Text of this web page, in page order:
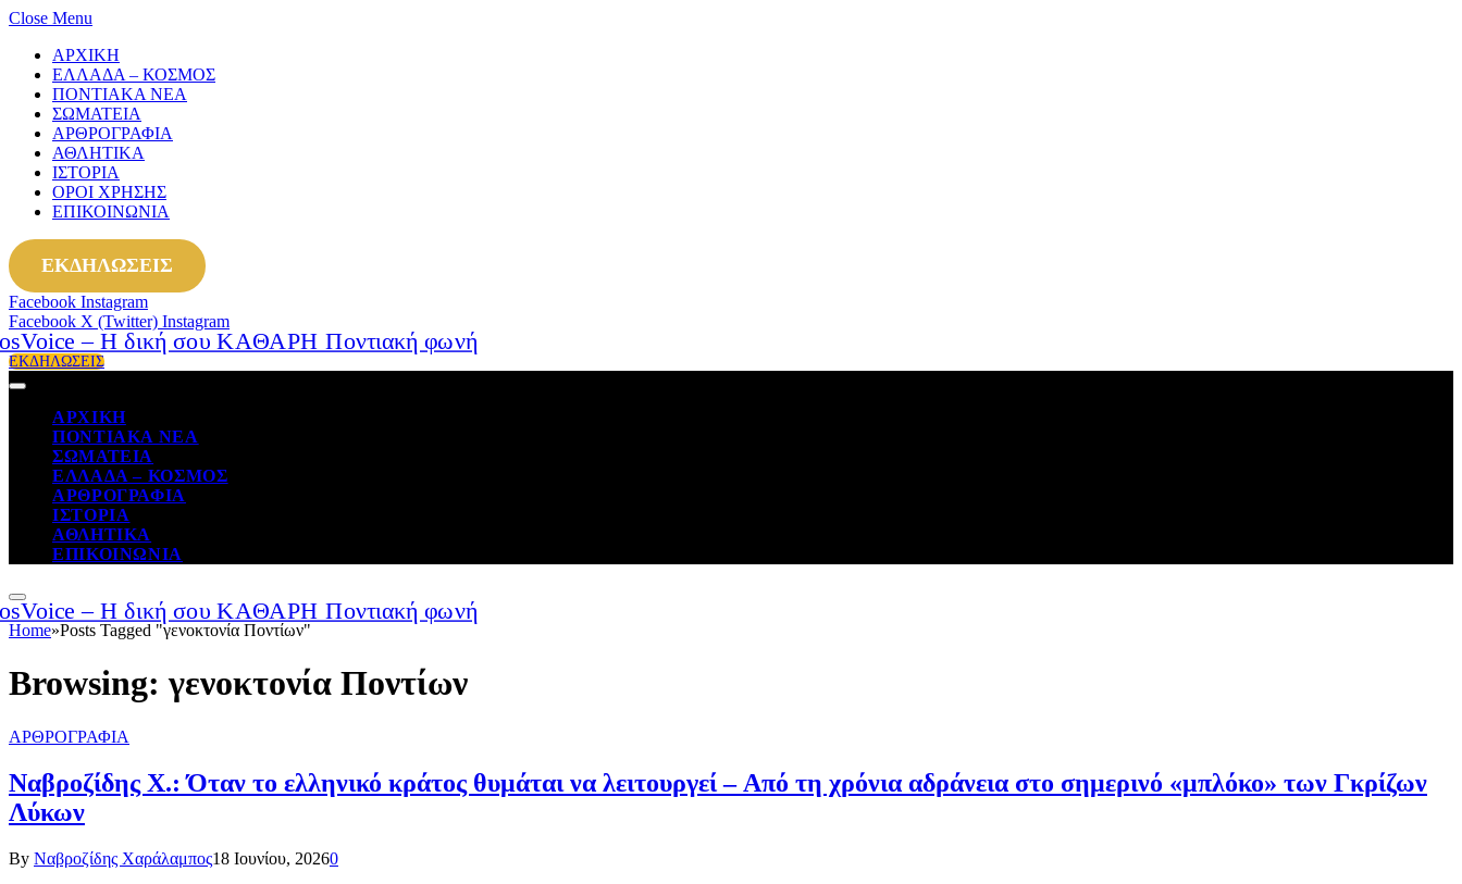
Close Menu
ΑΡΧΙΚΗ
ΕΛΛΑΔΑ – ΚΟΣΜΟΣ
ΠΟΝΤΙΑΚΑ ΝΕΑ
ΣΩΜΑΤΕΙΑ
ΑΡΘΡΟΓΡΑΦΙΑ
ΑΘΛΗΤΙΚΑ
ΙΣΤΟΡΙΑ
ΟΡΟΙ ΧΡΗΣΗΣ
ΕΠΙΚΟΙΝΩΝΙΑ
ΕΚΔΗΛΩΣΕΙΣ
Facebook Instagram
Facebook X (Twitter) Instagram
ΕΚΔΗΛΩΣΕΙΣ
ΑΡΧΙΚΗ
ΠΟΝΤΙΑΚΑ ΝΕΑ
ΣΩΜΑΤΕΙΑ
ΕΛΛΑΔΑ – ΚΟΣΜΟΣ
ΑΡΘΡΟΓΡΑΦΙΑ
ΙΣΤΟΡΙΑ
ΑΘΛΗΤΙΚΑ
ΕΠΙΚΟΙΝΩΝΙΑ
Home»Posts Tagged "γενοκτονία Ποντίων"
Browsing:γενοκτονία Ποντίων
ΑΡΘΡΟΓΡΑΦΙΑ
Ναβροζίδης Χ.: Όταν το ελληνικό κράτος θυμάται να λειτουργεί – Από τη χρόνια αδράνεια στο σημερινό «μπλόκο» των Γκρίζων
Λύκων
By Ναβροζίδης Χαράλαμπος18 Ιουνίου, 20260